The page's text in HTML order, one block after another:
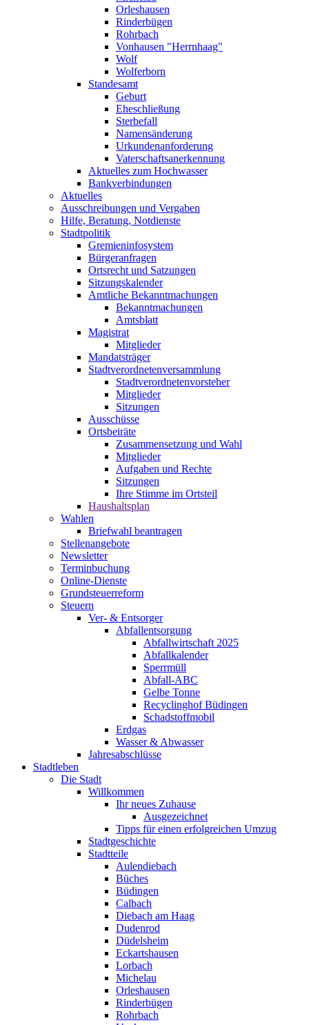
Orleshausen
Rinderbügen
Rohrbach
Vonhausen "Herrnhaag"
Wolf
Wolferborn
Standesamt
Geburt
Eheschließung
Sterbefall
Namensänderung
Urkundenanforderung
Vaterschaftsanerkennung
Aktuelles zum Hochwasser
Bankverbindungen
Aktuelles
Ausschreibungen und Vergaben
Hilfe, Beratung, Notdienste
Stadtpolitik
Gremieninfosystem
Bürgeranfragen
Ortsrecht und Satzungen
Sitzungskalender
Amtliche Bekanntmachungen
Bekanntmachungen
Amtsblatt
Magistrat
Mitglieder
Mandatsträger
Stadtverordnetenversammlung
Stadtverordnetenvorsteher
Mitglieder
Sitzungen
Ausschüsse
Ortsbeiräte
Zusammensetzung und Wahl
Mitglieder
Aufgaben und Rechte
Sitzungen
Ihre Stimme im Ortsteil
Haushaltsplan
Wahlen
Briefwahl beantragen
Stellenangebote
Newsletter
Terminbuchung
Online-Dienste
Grundsteuerreform
Steuern
Ver- & Entsorger
Abfallentsorgung
Abfallwirtschaft 2025
Abfallkalender
Sperrmüll
Abfall-ABC
Gelbe Tonne
Recyclinghof Büdingen
Schadstoffmobil
Erdgas
Wasser & Abwasser
Jahresabschlüsse
Stadtleben
Die Stadt
Willkommen
Ihr neues Zuhause
Ausgezeichnet
Tipps für einen erfolgreichen Umzug
Stadtgeschichte
Stadtteile
Aulendiebach
Büches
Büdingen
Calbach
Diebach am Haag
Dudenrod
Düdelsheim
Eckartshausen
Lorbach
Michelau
Orleshausen
Rinderbügen
Rohrbach